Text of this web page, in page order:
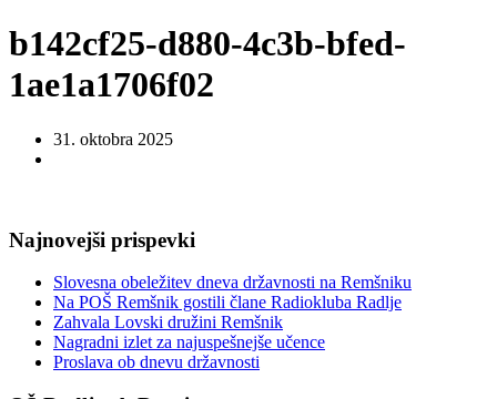
b142cf25-d880-4c3b-bfed-
1ae1a1706f02
31. oktobra 2025
Najnovejši prispevki
Slovesna obeležitev dneva državnosti na Remšniku
Na POŠ Remšnik gostili člane Radiokluba Radlje
Zahvala Lovski družini Remšnik
Nagradni izlet za najuspešnejše učence
Proslava ob dnevu državnosti